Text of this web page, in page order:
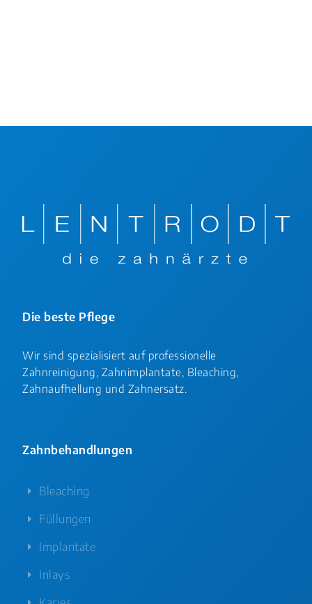
Die beste Pflege
Wir sind spezialisiert auf professionelle
Zahnreinigung, Zahnimplantate, Bleaching,
Zahnaufhellung und Zahnersatz.
Zahnbehandlungen
Bleaching
Füllungen
Implantate
Inlays